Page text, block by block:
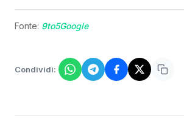
Fonte: 9to5Google
Condividi: